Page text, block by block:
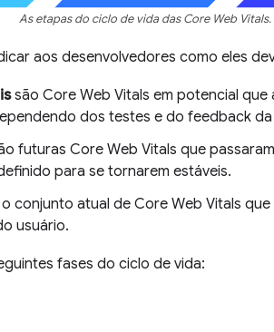
As etapas do ciclo de vida das Core Web Vitals.
aos desenvolvedores como eles
são Core Web Vitals em potencial
dos testes e do feedback
futuras Core Web Vitals que
para se tornarem estáveis.
conjunto atual de Core Web Vitals
usuário.
fases do ciclo de vida: